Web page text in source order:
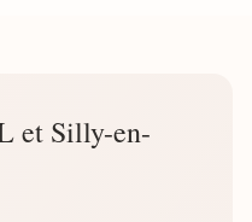
et Silly-en-